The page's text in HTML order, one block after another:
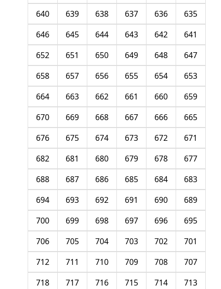
635
636
637
638
639
640
641
642
643
644
645
646
647
648
649
650
651
652
653
654
655
656
657
658
659
660
661
662
663
664
665
666
667
668
669
670
671
672
673
674
675
676
677
678
679
680
681
682
683
684
685
686
687
688
689
690
691
692
693
694
695
696
697
698
699
700
701
702
703
704
705
706
707
708
709
710
711
712
713
714
715
716
717
718